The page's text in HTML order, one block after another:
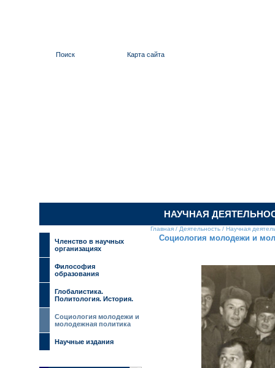
Поиск Карта сайта
НАУЧНАЯ
Членство в научных
организациях
Философия
образования
Глобалистика.
Политология. История.
Социология молодежи и
молодежная политика
Научные издания
Главная / Деятельность / Научная
Социология молодежи и